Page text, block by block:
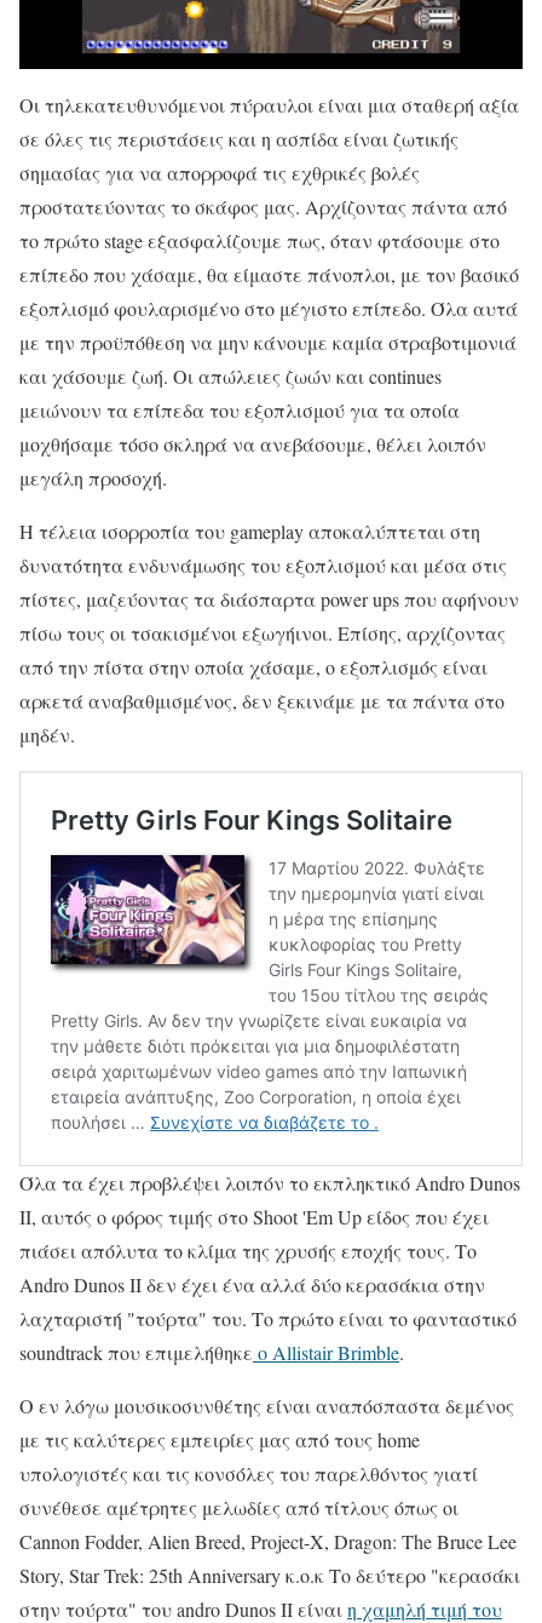
Οι τηλεκατευθυνόμενοι πύραυλοι είναι μια σταθερή αξία
σε όλες τις περιστάσεις και η ασπίδα είναι ζωτικής
σημασίας για να απορροφά τις εχθρικές βολές
προστατεύοντας το σκάφος μας. Αρχίζοντας πάντα από
το πρώτο stage εξασφαλίζουμε πως, όταν φτάσουμε στο
επίπεδο που χάσαμε, θα είμαστε πάνοπλοι, με τον βασικό
εξοπλισμό φουλαρισμένο στο μέγιστο επίπεδο. Όλα αυτά
με την προϋπόθεση να μην κάνουμε καμία στραβοτιμονιά
και χάσουμε ζωή. Οι απώλειες ζωών και continues
μειώνουν τα επίπεδα του εξοπλισμού για τα οποία
μοχθήσαμε τόσο σκληρά να ανεβάσουμε, θέλει λοιπόν
μεγάλη προσοχή.
Η τέλεια ισορροπία του gameplay αποκαλύπτεται στη
δυνατότητα ενδυνάμωσης του εξοπλισμού και μέσα στις
πίστες, μαζεύοντας τα διάσπαρτα power ups που αφήνουν
πίσω τους οι τσακισμένοι εξωγήινοι. Επίσης, αρχίζοντας
από την πίστα στην οποία χάσαμε, ο εξοπλισμός είναι
αρκετά αναβαθμισμένος, δεν ξεκινάμε με τα πάντα στο
μηδέν.
Όλα τα έχει προβλέψει λοιπόν το εκπληκτικό Andro Dunos
II, αυτός ο φόρος τιμής στο Shoot 'Em Up είδος που έχει
πιάσει απόλυτα το κλίμα της χρυσής εποχής τους. Το
Andro Dunos II δεν έχει ένα αλλά δύο κερασάκια στην
λαχταριστή "τούρτα" του. Το πρώτο είναι το φανταστικό
soundtrack που επιμελήθηκε ο Allistair Brimble.
Ο εν λόγω μουσικοσυνθέτης είναι αναπόσπαστα δεμένος
με τις καλύτερες εμπειρίες μας από τους home
υπολογιστές και τις κονσόλες του παρελθόντος γιατί
συνέθεσε αμέτρητες μελωδίες από τίτλους όπως οι
Cannon Fodder, Alien Breed, Project-X, Dragon: The Bruce Lee
Story, Star Trek: 25th Anniversary κ.ο.κ Το δεύτερο "κερασάκι
στην τούρτα" του andro Dunos II είναιη χαμηλή τιμή του